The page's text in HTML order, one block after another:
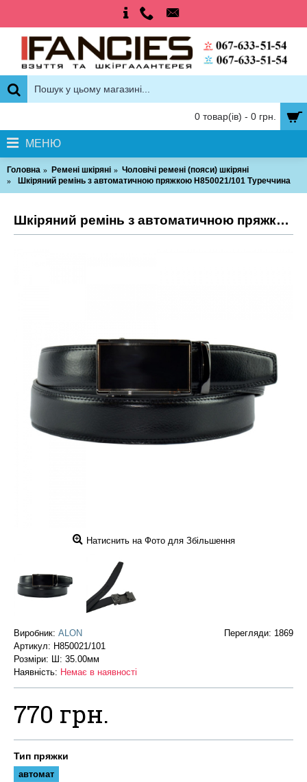
0 товар(ів) - 0 грн.
МЕНЮ
Головна Ремені шкіряні
Чоловічі ремені (пояси) шкіряні
Шкіряний ремінь з автоматичною пряжкою H850021/101 Туреччина
Шкіряний ремінь з автоматичною пряжкою H850021/101 Туреччина
Натиснить на Фото для Збільшення
Перегляди: 1869
Виробник: ALON
Артикул: H850021/101
Розміри: Ш: 35.00мм
Наявність: Немає в наявності
770 грн.
Тип пряжки
автомат